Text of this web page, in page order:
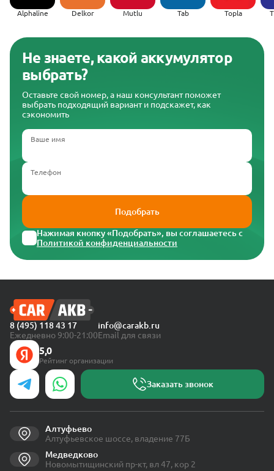
Alphaline Delkor Mutlu Tab Topla
Не знаете, какой аккумулятор
выбрать?
Оставьте свой номер, а наш консультант поможет
выбрать подходящий вариант и подскажет, как
сэкономить
Ваше имя
Телефон
Подобрать
Нажимая кнопку «Подобрать», вы соглашаетесь с
Политикой конфиденциальности
8 (495) 118 43 17
Ежедневно 9:00-21:00
info@carakb.ru
Email для связи
5,0
Рейтинг организации
Заказать звонок
Алтуфьево
Алтуфьевское шоссе, владение 77Б
Медведково
Новомытищинский пр-кт, вл 47, кор 2